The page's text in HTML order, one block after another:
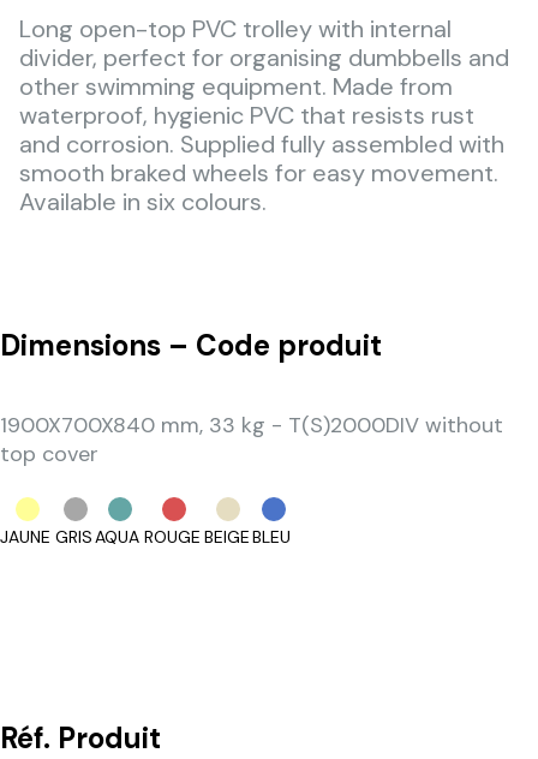
Long open-top PVC trolley with internal
divider, perfect for organising dumbbells and
other swimming equipment. Made from
waterproof, hygienic PVC that resists rust
and corrosion. Supplied fully assembled with
smooth braked wheels for easy movement.
Available in six colours.
Dimensions – Code produit
1900X700X840 mm, 33 kg - T(S)2000DIV without
top cover
JAUNE GRISAQUA ROUGE BEIGEBLEU
Réf. Produit